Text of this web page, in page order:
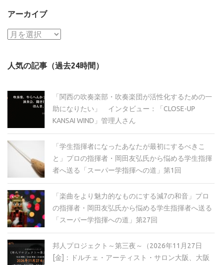
アーカイブ
ア
イ
人気の記事（過去24時間）
「関西の吹奏楽部・吹奏楽団が活性化するための一
助になりたい」 インタビュー：「CLOSE-UP
KANSAI WIND」管理人さん
「学生指揮者になったあなたが最初にするべきこ
と」プロの指揮者・岡田友弘氏から悩める学生指揮
者へ送る「スーパー学指揮への道」第1回
「楽曲をより魅力的なものにする減7の和音」プロ
の指揮者・岡田友弘氏から悩める学生指揮者へ送る
「スーパー学指揮への道」第27回
邦人プロジェクト～第三夜～（2026年11月27日
[金]：ドルチェ・アーティスト・サロン大阪、大阪